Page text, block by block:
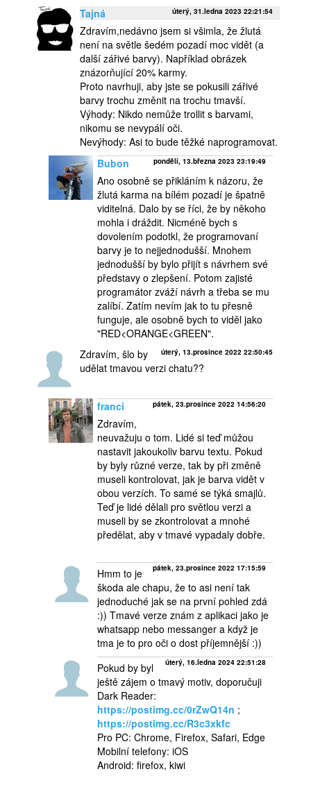
Tajná
úterý, 31.ledna 2023 22:21:54
Zdravím,nedávno jsem si všimla, že žlutá
není na světle šedém pozadí moc vidět (a
další zářivé barvy). Například obrázek
znázorňující 20% karmy.
Proto navrhuji, aby jste se pokusili zářivé
barvy trochu změnit na trochu tmavší.
Výhody: Nikdo nemůže trollit s barvami,
nikomu se nevypálí oči.
Nevýhody: Asi to bude těžké naprogramovat.
Bubon
pondělí, 13.března 2023 23:19:49
Ano osobně se přikláním k názoru, že
žlutá karma na bílém pozadí je špatně
viditelná. Dalo by se říci, že by někoho
mohla i dráždit. Nicméně bych s
dovolením podotkl, že programovaní
barvy je to nejjednodušší. Mnohem
jednodušší by bylo přijít s návrhem své
představy o zlepšení. Potom zajisté
programátor zváží návrh a třeba se mu
zalíbí. Zatím nevím jak to tu přesně
funguje, ale osobně bych to viděl jako
"RED<ORANGE<GREEN".
úterý, 13.prosince 2022 22:50:45
Zdravím, šlo by
udělat tmavou verzi chatu??
franci pátek, 23.prosince 2022 14:56:20
Zdravím,
neuvažuju o tom. Lidé si teď můžou
nastavit jakoukoliv barvu textu. Pokud
by byly různé verze, tak by při změně
museli kontrolovat, jak je barva vidět v
obou verzích. To samé se týká smajlů.
Teď je lidé dělali pro světlou verzi a
museli by se zkontrolovat a mnohé
předělat, aby v tmavé vypadaly dobře.
pátek, 23.prosince 2022 17:15:59
Hmm to je
škoda ale chapu, že to asi není tak
jednoduché jak se na první pohled zdá
:)) Tmavé verze znám z aplikaci jako je
whatsapp nebo messanger a když je
tma je to pro oči o dost příjemnější :))
úterý, 16.ledna 2024 22:51:28
Pokud by byl
ještě zájem o tmavý motiv, doporučuji
Dark Reader:
https://postimg.cc/0rZwQ14n ;
https://postimg.cc/R3c3xkfc
Pro PC: Chrome, Firefox, Safari, Edge
Mobilní telefony: iOS
Android: firefox, kiwi